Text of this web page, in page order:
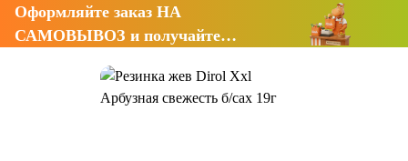
Оформляйте заказ НА
САМОВЫВОЗ и получайте